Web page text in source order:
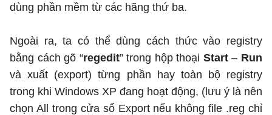
dùng phần mềm từ các hãng thứ ba.
Ngoài ra, ta có thể dùng cách thức vào registry
bằng cách gõ “regedit” trong hộp thoại Start– Run
và xuất (export) từng phần hay toàn bộ registry
trong khi Windows XP đang hoạt động, (lưu ý là nên
chọn All trong cửa sổ Export nếu không file .reg chỉ